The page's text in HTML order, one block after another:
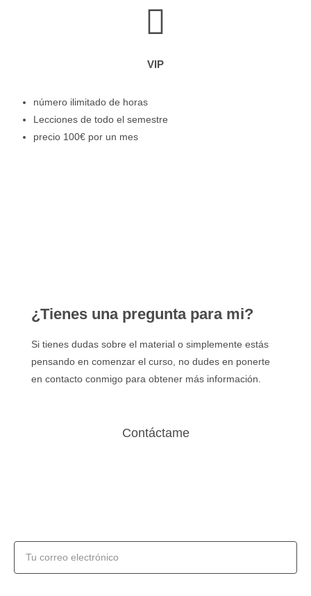
VIP
número ilimitado de horas
Lecciones de todo el semestre
precio 100€ por un mes
¿Tienes una pregunta para mi?
Si tienes dudas sobre el material o simplemente estás
pensando en comenzar el curso, no dudes en ponerte
en contacto conmigo para obtener más información.
Contáctame